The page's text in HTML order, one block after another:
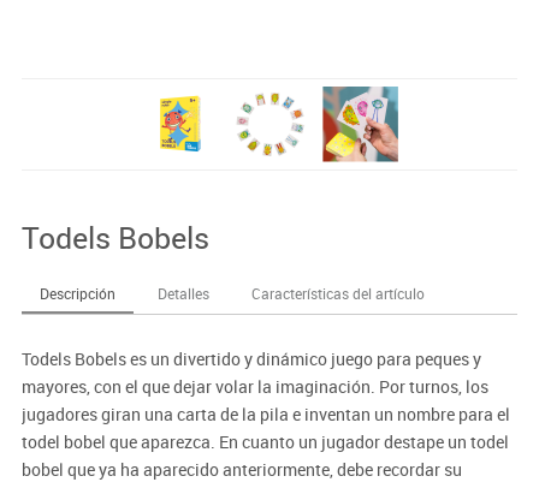
Todels Bobels
Descripción Detalles Características del artículo
Todels Bobels es un divertido y dinámico juego para peques y
mayores, con el que dejar volar la imaginación. Por turnos, los
jugadores giran una carta de la pila e inventan un nombre para el
todel bobel que aparezca. En cuanto un jugador destape un todel
bobel que ya ha aparecido anteriormente, debe recordar su